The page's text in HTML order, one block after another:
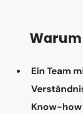
Ein Team
Know-how